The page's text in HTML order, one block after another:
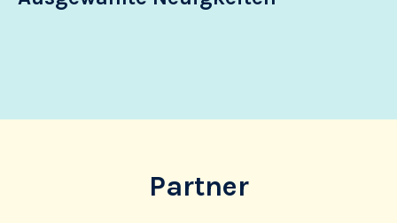
Partner